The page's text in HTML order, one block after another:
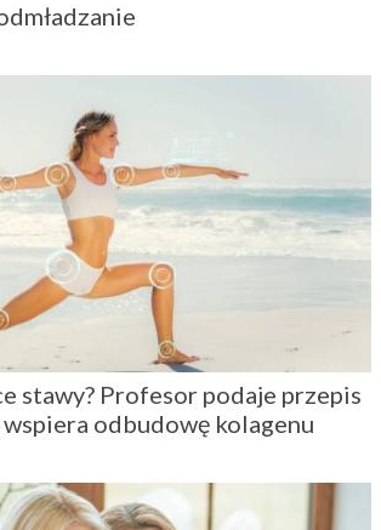
stawy? Profesor podaje przepis
wspiera odbudowę kolagenu